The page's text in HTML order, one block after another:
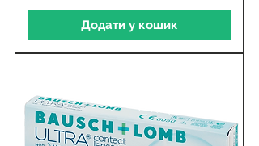
Додати у кошик